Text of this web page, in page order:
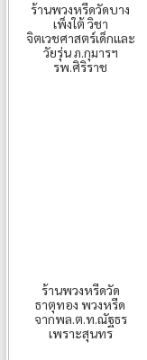
ร้านพวงหรีดวัดบาง
เพ็งใต้ วิชา
จิตเวชศาสตร์เด็กและ
วัยรุ่น ภ.กุมารฯ
รพ.ศิริราช
ร้านพวงหรีดวัด
ธาตุทอง พวงหรีด
จากพล.ต.ท.ณัฐธร
เพราะ​สุนทร​